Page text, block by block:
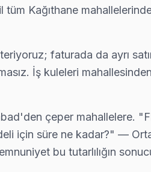
Kağıthane
faturada da ayrı
İş kuleleri
çeper mahallelere.
için süre ne kadar?" —
bu tutarlılığın